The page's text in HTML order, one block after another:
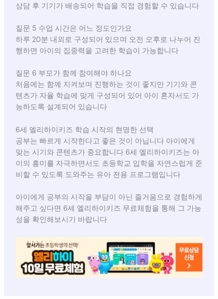
상담 후 기기가 배송되어 학습을 직접 경험할 수 있습니다
질문 5 수업 시간은 어느 정도인가요
하루 20분 내외로 구성되어 있으며 오전 오후로 나누어 진
행하면 아이의 집중력을 고려한 학습이 가능합니다
질문 6 부모가 함께 참여해야 하나요
처음에는 함께 지켜보며 진행하는 것이 좋지만 기기와 콘
텐츠가 자율 학습에 맞게 구성되어 있어 아이 혼자서도 가
능하도록 설계되어 있습니다
6세 엘리하이키즈 학습 시작의 현명한 선택
공부는 빠르게 시작한다고 좋은 것이 아닙니다 아이에게
맞는 시기와 콘텐츠가 중요합니다 6세 엘리하이키즈는 아
이의 흥미를 자극하면서도 초등학교 입학을 자연스럽게 준
비할 수 있도록 도와주는 유아 전용 프로그램입니다
아이에게 공부의 시작을 부담이 아닌 즐거움으로 경험하게
해주고 싶다면 6세 엘리하이키즈 무료체험을 통해 그 가능
성을 확인해보시기 바랍니다